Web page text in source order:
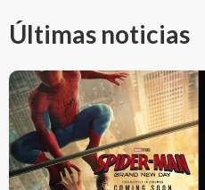
Últimas noticias